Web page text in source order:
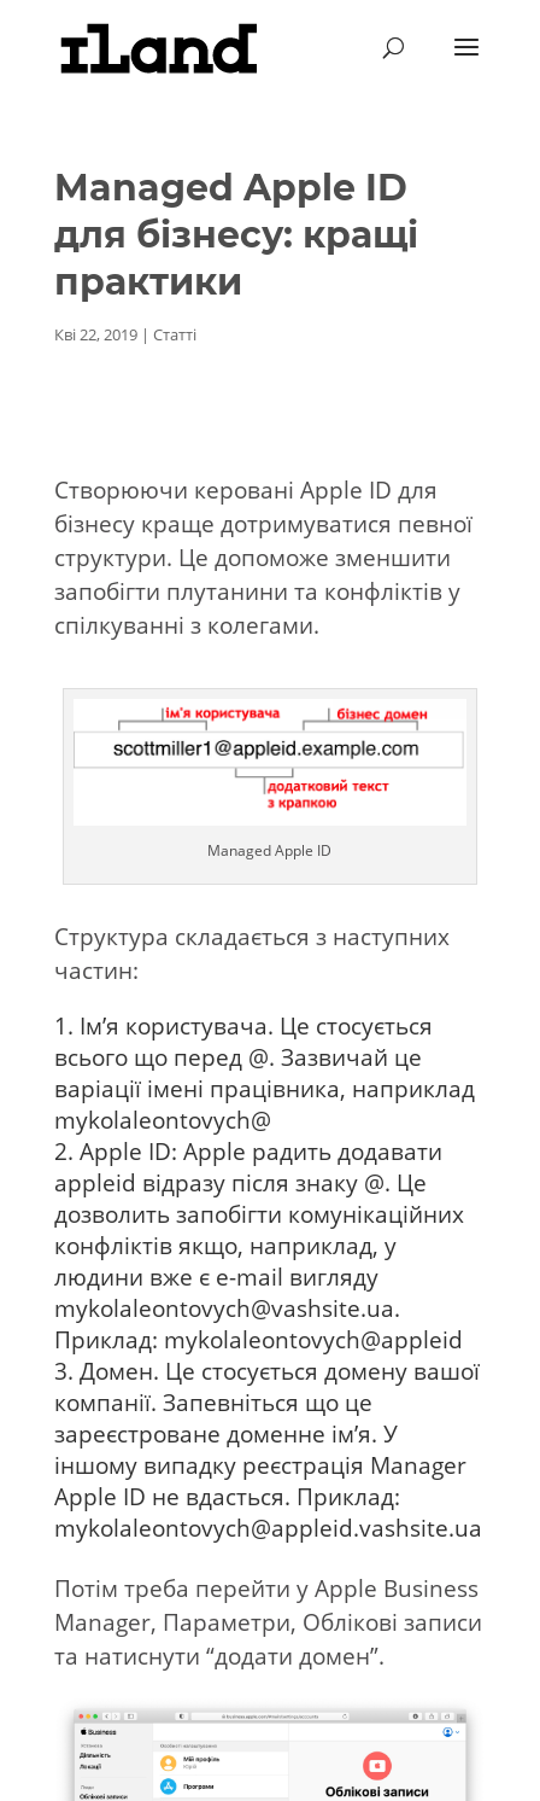
Managed Apple ID
для бізнесу: кращі
практики
Кві 22, 2019| Статті
Створюючи керовані Apple ID для
бізнесу краще дотримуватися певної
структури. Це допоможе зменшити
запобігти плутанини та конфліктів у
спілкуванні з колегами.
Managed Apple ID
Структура складається з наступних
частин:
Ім’я користувача. Це стосується
всього що перед @. Зазвичай це
варіації імені працівника, наприклад
mykolaleontovych@
Apple ID: Apple радить додавати
appleid відразу після знаку @. Це
дозволить запобігти комунікаційних
конфліктів якщо, наприклад, у
людини вже є e-mail вигляду
mykolaleontovych@vashsite.ua.
Приклад: mykolaleontovych@appleid
Домен. Це стосується домену вашої
компанії. Запевніться що це
зареєстроване доменне ім’я. У
іншому випадку реєстрація Manager
Apple ID не вдасться. Приклад:
mykolaleontovych@appleid.vashsite.ua
Потім треба перейти у Apple Business
Manager, Параметри, Облікові записи
та натиснути “додати домен”.